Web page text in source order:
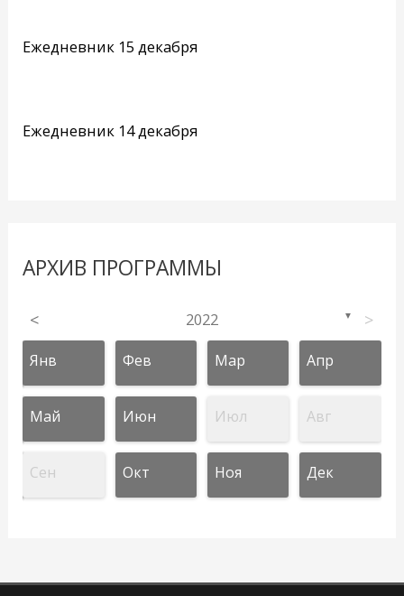
Ежедневник 15 декабря
Ежедневник 14 декабря
АРХИВ ПРОГРАММЫ
< 2022 ▼ >
Янв Фев Мар Апр
Май Июн Июл Авг
Сен Окт Ноя Дек